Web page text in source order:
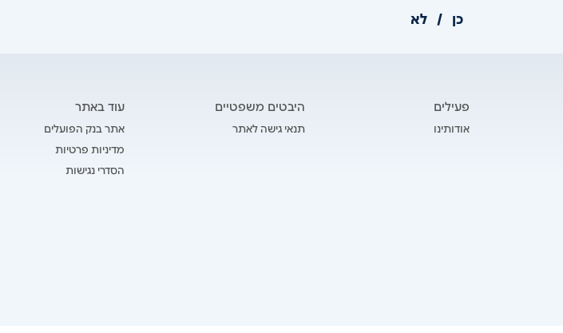
כן / לא
פעילים
אודותינו
היבטים משפטיים
תנאי גישה לאתר
עוד באתר
אתר בנק הפועלים
מדיניות פרטיות
הסדרי נגישות